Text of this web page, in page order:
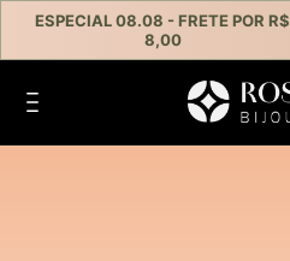
ESPECIAL 08.08 - FRETE POR R$
8,00